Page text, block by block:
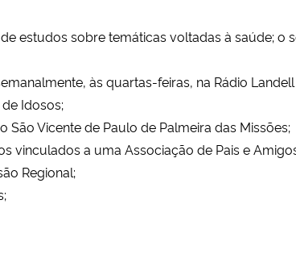
estudos sobre temáticas voltadas à saúde;
às quartas-feiras, na Rádio Landell
Idosos;
São Vicente de Paulo de Palmeira das Missões;
vinculados a uma Associação de Pais e
Regional;